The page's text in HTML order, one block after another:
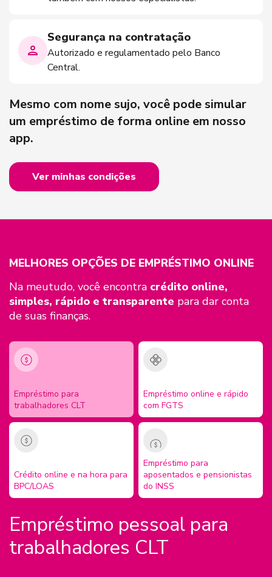
Segurança na contratação
Autorizado e regulamentado pelo Banco
Central.
Mesmo com nome sujo, você pode simular
um empréstimo de forma online em nosso
app.
Ver minhas condições
MELHORES OPÇÕES DE EMPRÉSTIMO ONLINE
Na meutudo, você encontra crédito online,
simples, rápido e transparente para dar conta
de suas finanças.
Empréstimo para
trabalhadores CLT
Empréstimo online e rápido
com FGTS
Crédito online e na hora para
BPC/LOAS
Empréstimo para
aposentados e pensionistas
do INSS
Empréstimo pessoal para
trabalhadores CLT